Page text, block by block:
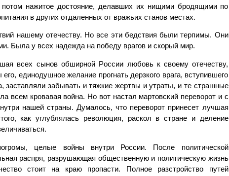
нажитое достояние, делавших их нищими бродящими по
в других отдаленных от вражьих станов местах.
нашему отечеству. Но все эти бедствия были терпимы. Они
Была у всех надежда на победу врагов и скорый мир.
вcех сынов обширной Poccии любовь к своему отечеству,
единодушное желание прогнать дерзкого врага, вступившего
заставляли забы­вать и тяжкие жертвы и утраты, и те страшные
всем кровавая война. Но вот настал мартовский переворот и с
нашей страны. Думалось, что переворот принесет лучшая
как углублялась революция, раскол в стране и деление
целые войны внутри России. После политической
распря, разрушающая общественную и политическую жизнь
стоит на краю пропасти. Полное разстройство путей